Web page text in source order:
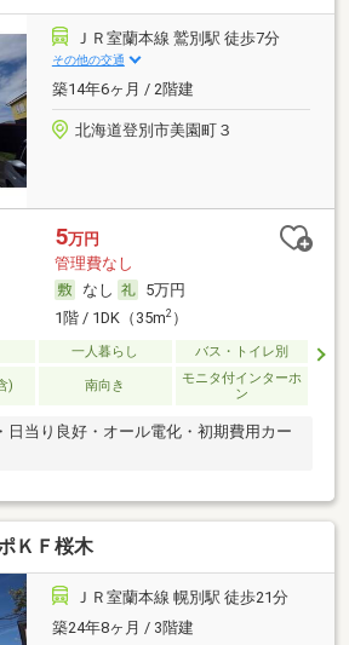
ＪＲ室蘭本線 鷲別駅 徒歩7分
その他の交通
築14年6ヶ月 / 2階建
北海道登別市美園町３
5万円
管理費なし
なし
5万円
1階 / 1DK（35m2）
一人暮らし バス・トイレ別
) 南向き
モニタ付インターホ
ン
日当り良好・オール電化・初期費用カー
ＫＦ桜木
ＪＲ室蘭本線 幌別駅 徒歩21分
築24年8ヶ月 / 3階建